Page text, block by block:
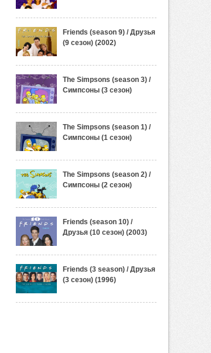
Friends (season 9) / Друзья
(9 сезон) (2002)
The Simpsons (season 3) /
Симпсоны (3 сезон)
The Simpsons (season 1) /
Симпсоны (1 сезон)
The Simpsons (season 2) /
Симпсоны (2 сезон)
Friends (season 10) /
Друзья (10 сезон) (2003)
Friends (3 season) / Друзья
(3 сезон) (1996)